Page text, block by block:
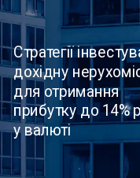
Стратегії
дохідну
для отримання
прибутку до 14%
у валюті